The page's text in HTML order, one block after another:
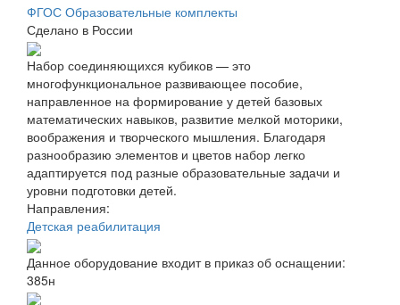
ФГОС Образовательные комплекты
Сделано в России
Набор соединяющихся кубиков — это
многофункциональное развивающее пособие,
направленное на формирование у детей базовых
математических навыков, развитие мелкой моторики,
воображения и творческого мышления. Благодаря
разнообразию элементов и цветов набор легко
адаптируется под разные образовательные задачи и
уровни подготовки детей.
Направления:
Детская реабилитация
Данное оборудование входит в приказ об оснащении:
385н